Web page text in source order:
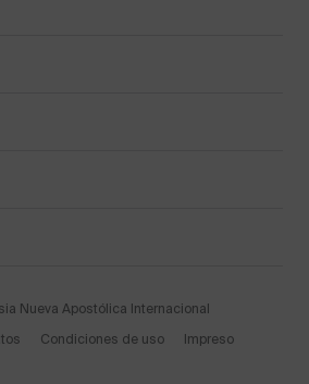
Nueva Apostólica Internacional
Condiciones de uso Impreso